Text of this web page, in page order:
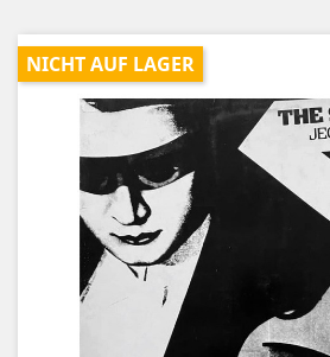
NICHT AUF LAGER